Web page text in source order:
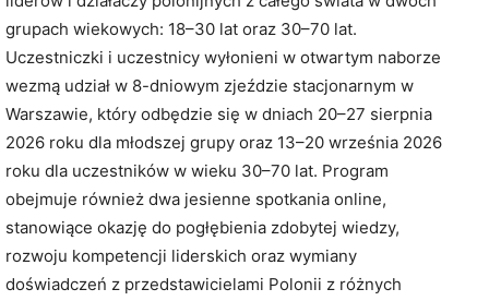
grupach wiekowych: 18–30 lat oraz 30–70 lat.
Uczestniczki i uczestnicy wyłonieni w otwartym naborze
wezmą udział w 8-dniowym zjeździe stacjonarnym w
Warszawie, który odbędzie się w dniach 20–27 sierpnia
2026 roku dla młodszej grupy oraz 13–20 września 2026
roku dla uczestników w wieku 30–70 lat. Program
obejmuje również dwa jesienne spotkania online,
stanowiące okazję do pogłębienia zdobytej wiedzy,
rozwoju kompetencji liderskich oraz wymiany
doświadczeń z przedstawicielami Polonii z różnych